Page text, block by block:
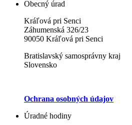
Obecný úrad
Kráľová pri Senci
Záhumenská 326/23
90050 Kráľová pri Senci
Bratislavský samosprávny kraj
Slovensko
Ochrana osobných údajov
Úradné hodiny